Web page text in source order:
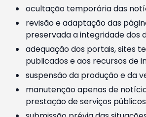
ocultação temporária das
revisão e adaptação das
preservada a integridade dos
adequação dos portais, sites
publicados e aos recursos de
suspensão da produção e da
manutenção apenas de
prestação de serviços